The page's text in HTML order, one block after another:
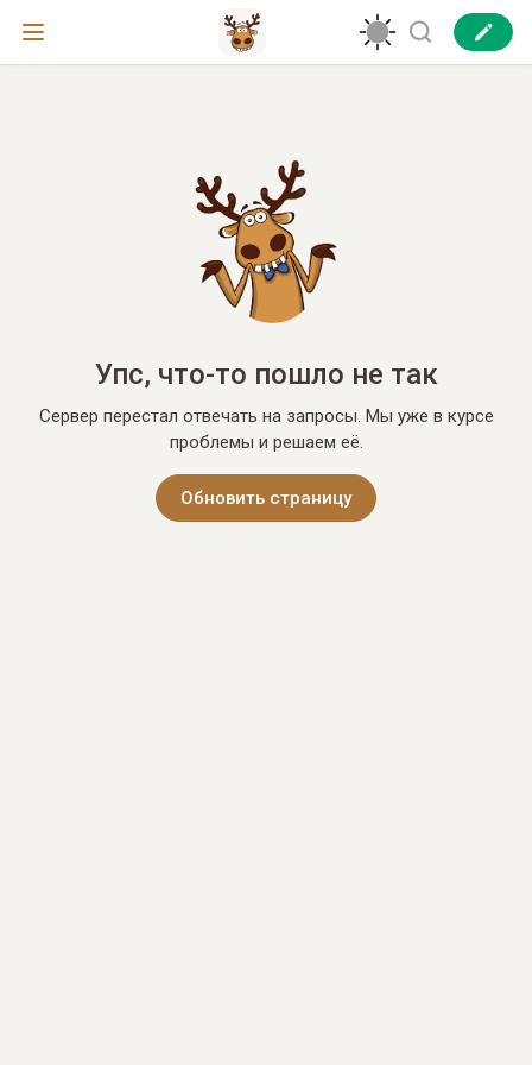
Упс, что-то пошло не так
Сервер перестал отвечать на запросы. Мы уже в курсе
проблемы и решаем её.
Обновить страницу